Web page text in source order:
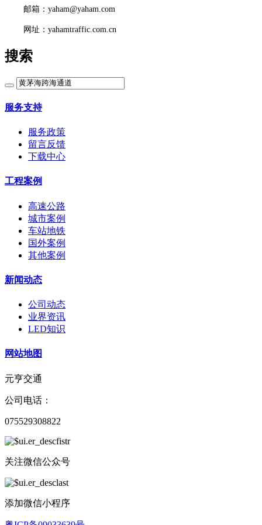
邮箱：yaham@yaham.com
网址：yahamtraffic.com.cn
搜索
服务支持
服务政策
留言反馈
下载中心
工程案例
高速公路
城市案例
车站地铁
国外案例
其他案例
新闻动态
公司动态
业界资讯
LED知识
网站地图
元亨交通
公司电话：
075529308822
关注微信公众号
添加微信小程序